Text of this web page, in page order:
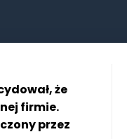
że
firmie.
przez